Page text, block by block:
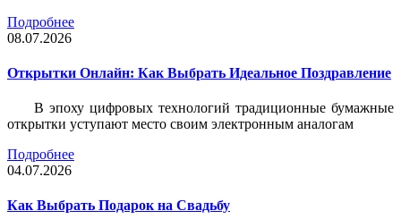
Подробнее
08.07.2026
Открытки Онлайн: Как Выбрать Идеальное Поздравление
В эпоху цифровых технологий традиционные бумажные
открытки уступают место своим электронным аналогам
Подробнее
04.07.2026
Как Выбрать Подарок на Свадьбу